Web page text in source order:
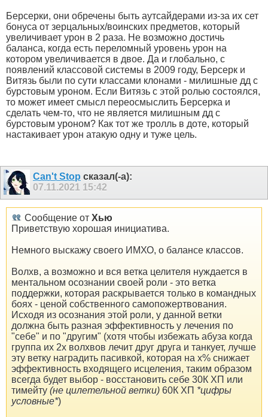
Берсерки, они обречены быть аутсайдерами из-за их сет
бонуса от зерцальных/воинских предметов, который
увеличивает урон в 2 раза. Не возможно достичь
баланса, когда есть переломный уровень урон на
котором увеличивается в двое. Да и глобально, с
появлений классовой системы в 2009 году, Берсерк и
Витязь были по сути классами клонами - милишные дд с
бурстовым уроном. Если Витязь с этой ролью состоялся,
то может имеет смысл переосмыслить Берсерка и
сделать чем-то, что не является милишным дд с
бурстовым уроном? Как тот же тролль в доте, который
настакивает урон атакую одну и туже цель.
Can't Stop сказал(-а):
07.11.2021 15:42
Сообщение от Хью
Приветствую хорошая инициатива.
Немного выскажу своего ИМХО, о балансе классов.
Волхв, а возможно и вся ветка целителя нуждается в
ментальном осознании своей роли - это ветка
поддержки, которая раскрывается только в командных
боях - ценой собственного самопожертвования.
Исходя из осознания этой роли, у данной ветки
должна быть разная эффективность у лечения по
"себе" и по "другим" (хотя чтобы избежать абуза когда
группа их 2х волхвов лечит друг друга и танкует, лучше
эту ветку наградить пасивкой, которая на x% снижает
эффективность входящего исцеления, таким образом
всегда будет выбор - восстановить себе 30К ХП или
тимейту (не цилетельной ветки) 60К ХП *цифры
условные*)